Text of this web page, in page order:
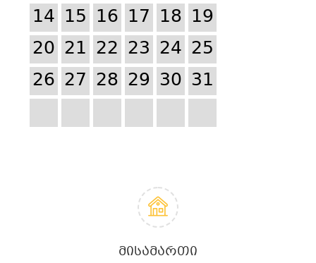
14 15 16 17 18 19
20 21 22 23 24 25
26 27 28 29 30 31
ᲛᲘᲡᲐᲛᲐᲠᲗᲘ